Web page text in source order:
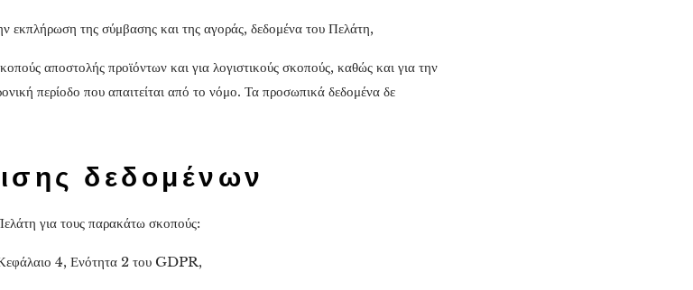
εκπλήρωση της σύμβασης και της αγοράς, δεδομένα του Πελάτη,
αποστολής προϊόντων και για λογιστικούς σκοπούς, καθώς και για την
περίοδο που απαιτείται από το νόμο. Τα προσωπικά δεδομένα δε
δεδομένων
για τους παρακάτω σκοπούς:
4, Ενότητα 2 του GDPR,